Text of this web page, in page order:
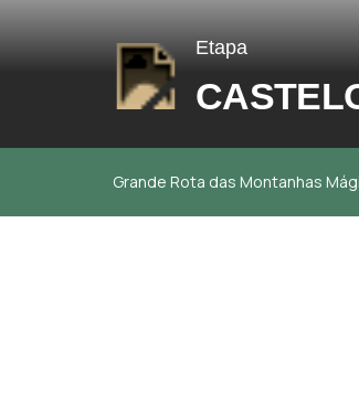
Etapa
Grande Rota das Montanhas